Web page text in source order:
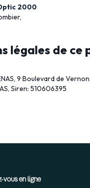
2000
légales de ce
9 Boulevard de
Siren: 510606395
vous en ligne